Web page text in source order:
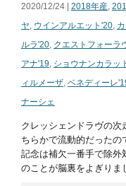
2020/12/24 | 2018年産
ヤ ウインアルエット'20
ルラ'20 クエストフォーラ
アナ'19 ショウナンカラッ
ィルメーザ ベネディーレ
ナーシェ
クレッシェンドラヴの
ちらかで流動的だった
記念は補欠一番手で除外
のことが脳裏をよぎりま